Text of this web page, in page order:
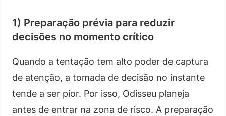
1) Preparação prévia para reduzir
decisões no momento crítico
Quando a tentação tem alto poder de captura
de atenção, a tomada de decisão no instante
tende a ser pior. Por isso, Odisseu planeja
antes de entrar na zona de risco. A preparação